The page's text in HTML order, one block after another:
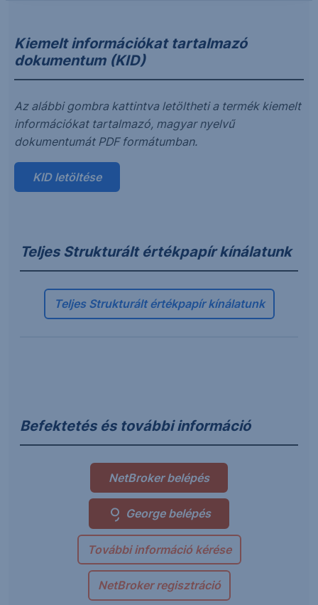
Kiemelt információkat tartalmazó
dokumentum (KID)
Az alábbi gombra kattintva letöltheti a termék kiemelt
információkat tartalmazó, magyar nyelvű
dokumentumát PDF formátumban.
KID letöltése
Teljes Strukturált értékpapír kínálatunk
Teljes Strukturált értékpapír kínálatunk
Befektetés és további információ
NetBroker belépés
George belépés
További információ kérése
NetBroker regisztráció